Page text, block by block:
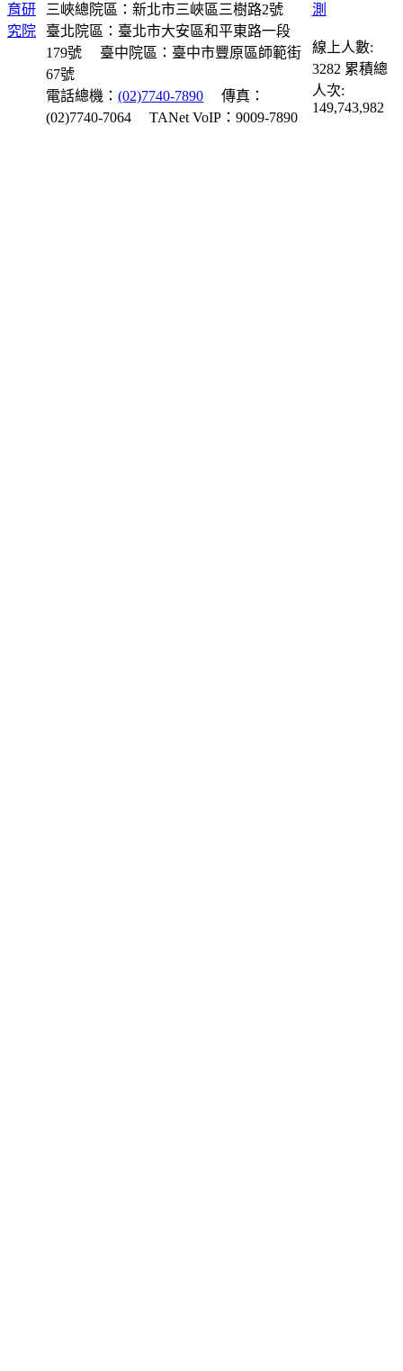
三峽總院區：新北市三峽區三樹路2號
臺北院區：臺北市大安區和平東路一段
179號
臺中院區：臺中市豐原區師範街
67號
電話總機：(02)7740-7890
傳真：
(02)7740-7064
TANet VoIP：9009-7890
線上人數:
3282 累積總
人次:
149,743,982